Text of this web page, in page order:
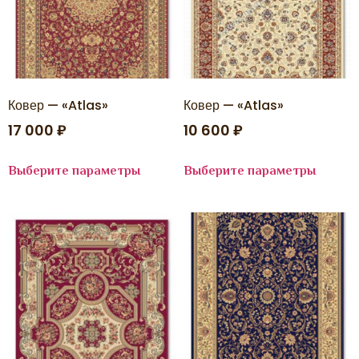
LISSABON
LITE
LOFT
LUCCI
LUNA
Marmaris
MEDINA
Messi
MIRAY
MIREY
Modena
NEGRO
NENSI
NILLI
NORD
NOVA
OASIS
Ковер — «Atlas»
17 000 ₽
Выберите параметры
Ковер — «Atlas»
10 600 ₽
Выберите параметры